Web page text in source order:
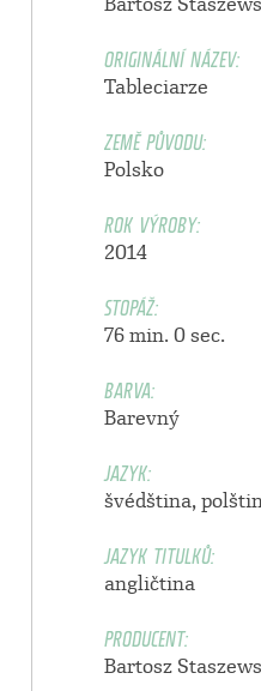
ORIGINÁLNÍ NÁZEV:
Tableciarze
ZEMĚ PŮVODU:
Polsko
ROK VÝROBY:
2014
STOPÁŽ:
76 min. 0 sec.
BARVA:
Barevný
JAZYK:
švédština,
JAZYK TITULKŮ:
angličtina
PRODUCENT:
Bartosz